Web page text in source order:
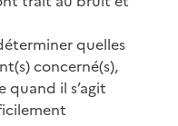
quelles
concerné(s),
quand il s’agit